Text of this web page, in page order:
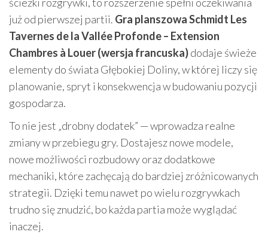
już od pierwszej partii. Gra planszowa Schmidt Les
Tavernes de la Vallée Profonde – Extension
Chambres à Louer (wersja francuska)dodaje świeże
elementy do świata Głębokiej Doliny, w której liczy się
planowanie, spryt i konsekwencja w budowaniu pozycji
gospodarza.
To nie jest „drobny dodatek” — wprowadza realne
zmiany w przebiegu gry. Dostajesz nowe modele,
nowe możliwości rozbudowy oraz dodatkowe
mechaniki, które zachęcają do bardziej zróżnicowanych
strategii. Dzięki temu nawet po wielu rozgrywkach
trudno się znudzić, bo każda partia może wyglądać
inaczej.